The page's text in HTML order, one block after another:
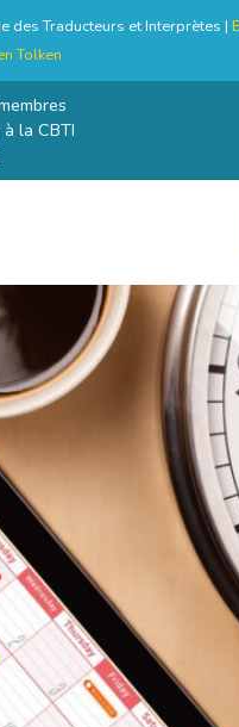
des Traducteurs et Interprètes |
Tolken
la CBTI